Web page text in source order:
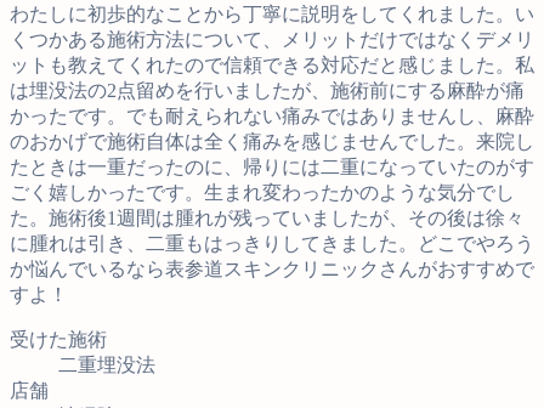
わたしに初歩的なことから丁寧に説明をしてくれました。い
くつかある施術方法について、メリットだけではなくデメリ
ットも教えてくれたので信頼できる対応だと感じました。私
は埋没法の2点留めを行いましたが、施術前にする麻酔が痛
かったです。でも耐えられない痛みではありませんし、麻酔
のおかげで施術自体は全く痛みを感じませんでした。来院し
たときは一重だったのに、帰りには二重になっていたのがす
ごく嬉しかったです。生まれ変わったかのような気分でし
た。施術後1週間は腫れが残っていましたが、その後は徐々
に腫れは引き、二重もはっきりしてきました。どこでやろう
か悩んでいるなら表参道スキンクリニックさんがおすすめで
すよ！
受けた施術
二重埋没法
店舗